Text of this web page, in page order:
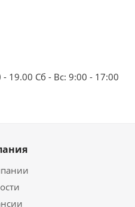
19.00 Сб - Вс: 9:00 - 17:00